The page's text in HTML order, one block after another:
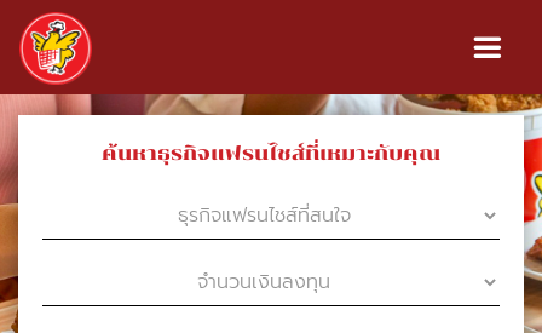
ค้นหาธุรกิจแฟรนไชส์ที่เหมาะกับคุณ